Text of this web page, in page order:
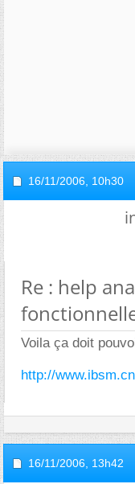
16/11/2006, 10h30
Re : help
Voila ça doit
http://
16/11/2006, 13h42